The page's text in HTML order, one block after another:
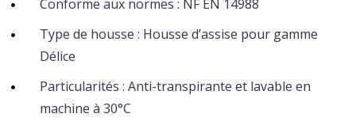
Conforme aux normes : NF EN 14988
Type de housse : Housse d’assise pour gamme
Délice
Particularités : Anti-transpirante et lavable en
machine à 30°C